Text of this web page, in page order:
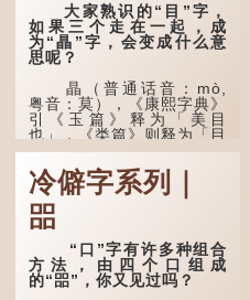
大家熟识的“目”字，
如果三个走在一起，成
为“瞐”字，会变成什么意
思呢？
瞐（普通话音：mò,
粤音：莫），《康熙字典》
引《玉篇》释为「美目
也」，《类篇》则释为「目
深也」，即美丽的眼睛、目
光深邃的意思。
多年前，苹果手机推出
iPhone12时，曾宣传它的
镜头有专业的计算摄影功
能，便用上「瞐」这个字，
表达iPhone12有由8位提
升至10位HDR视频拍摄功
能，能自动进...
冷僻字系列｜
㗊
“口”字有许多种组合
方法，由四个口组成
的“㗊”，你又见过吗？